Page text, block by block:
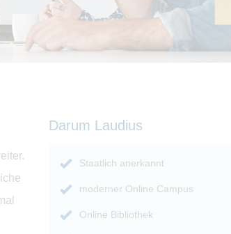
Darum Laudius
Staatlich anerkannt
moderner Online Campus
Online Bibliothek